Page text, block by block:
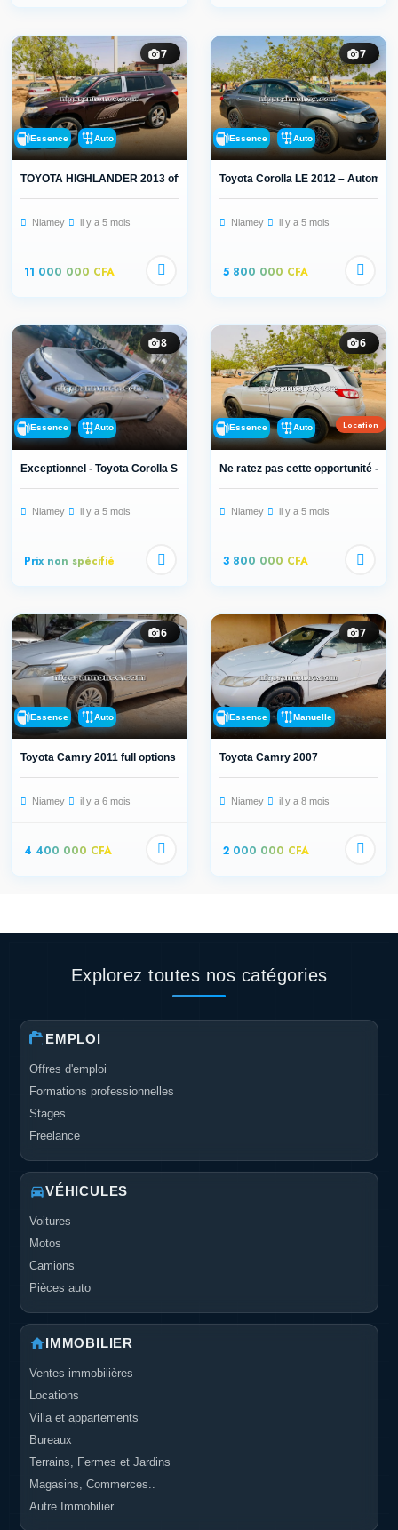
7
Essence Auto
TOYOTA HIGHLANDER 2013 offrez-vous...
Niamey il y a 5 mois
11 000 000 CFA
7
Essence Auto
Toyota Corolla LE 2012 –
Niamey il y a 5 mois
5 800 000 CFA
8
Essence Auto
Exceptionnel - Toyota Corolla S 201...
Niamey il y a 5 mois
Prix non spécifié
6
Essence Auto Location
Ne ratez pas cette opportunité -
Niamey il y a 5 mois
3 800 000 CFA
6
Essence Auto
Toyota Camry 2011 full options
Niamey il y a 6 mois
4 400 000 CFA
7
Essence Manuelle
Toyota Camry 2007
Niamey il y a 8 mois
2 000 000 CFA
Explorez toutes nos catégories
EMPLOI
Offres d'emploi
Formations professionnelles
Stages
Freelance
VÉHICULES
Voitures
Motos
Camions
Pièces auto
IMMOBILIER
Ventes immobilières
Locations
Villa et appartements
Bureaux
Terrains, Fermes et Jardins
Magasins, Commerces..
Autre Immobilier